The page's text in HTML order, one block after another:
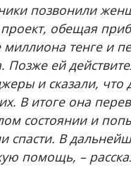
позвонили
обещая
тенге и
Позже ей
и сказали,
В итоге она
состоянии и
спасти. В
помощь, –